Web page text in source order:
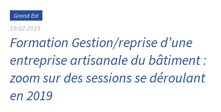
Grand Est
18.02.2019
Formation Gestion/reprise d’une
entreprise artisanale du bâtiment :
zoom sur des sessions se déroulant
en 2019